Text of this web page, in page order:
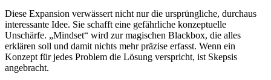
Diese Expansion verwässert nicht nur die ursprüngliche, durchaus
interessante Idee. Sie schafft eine gefährliche konzeptuelle
Unschärfe. „Mindset“ wird zur magischen Blackbox, die alles
erklären soll und damit nichts mehr präzise erfasst. Wenn ein
Konzept für jedes Problem die Lösung verspricht, ist Skepsis
angebracht.